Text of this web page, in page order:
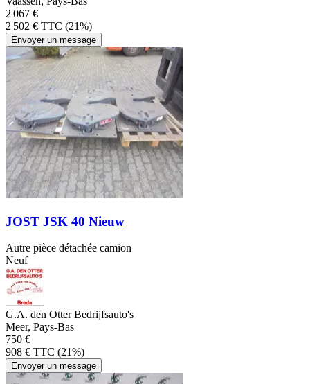
2 067 €
2 502 € TTC (21%)
Envoyer un message
JOST JSK 40 Nieuw
Autre pièce détachée camion
Neuf
G.A. den Otter Bedrijfsauto's
Meer, Pays-Bas
750 €
908 € TTC (21%)
Envoyer un message